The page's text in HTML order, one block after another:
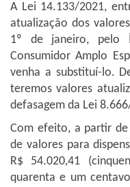
A Lei 14.133/2021,
atualização dos
1º de janeiro, pelo
Consumidor Amplo
venha a substituí-lo.
teremos valores
defasagem da Lei
Com efeito, a partir
de valores para
R$ 54.020,41
quarenta e um